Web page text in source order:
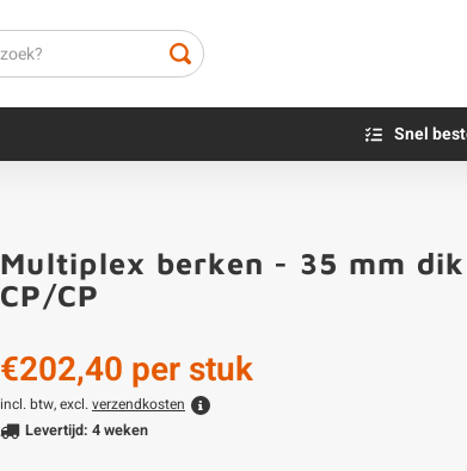
Blauwsteen sokkels
Olie - voor buiten
Snel
Multiplex berken - 35 mm
CP/CP
€202,40 per stuk
incl. btw, excl. verzendkosten
Levertijd: 4 weken